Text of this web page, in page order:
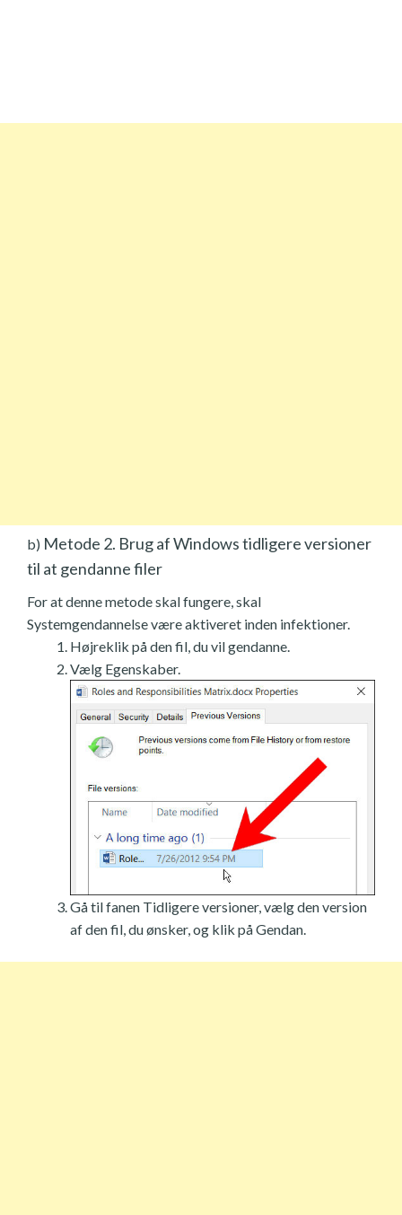
b) Metode 2. Brug af Windows tidligere versioner
til at gendanne filer
For at denne metode skal fungere, skal
Systemgendannelse være aktiveret inden infektioner.
Højreklik på den fil, du vil gendanne.
Vælg Egenskaber.
Gå til fanen Tidligere versioner, vælg den version
af den fil, du ønsker, og klik på Gendan.